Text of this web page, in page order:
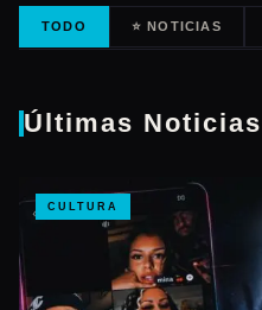
TODO ⭐ NOTICIAS
Últimas Noticias
CULTURA